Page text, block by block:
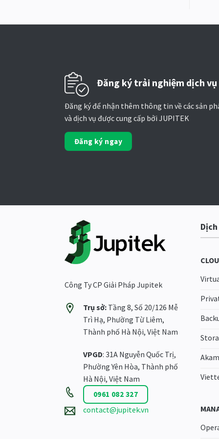
Đăng ký trải nghiệm dịch vụ
Đăng ký để nhận thêm thông tin về các sản
và dịch vụ được cung cấp bởi JUPITEK
Đăng ký ngay
Công Ty CP Giải Pháp Jupitek
Trụ sở: Tầng 8, Số 20/126 Mễ
Trì Hạ, Phường Từ Liêm,
Thành phố Hà Nội, Việt Nam
VPGD: 31A Nguyễn Quốc Trị,
Phường Yên Hòa, Thành phố
Hà Nội, Việt Nam
0961 082 327
contact@jupitek.vn